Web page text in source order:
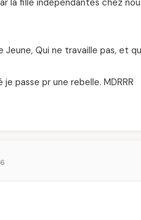
la fille indépendantes chez
Jeune, Qui ne travaille pas, et
passe pr une rebelle. MDRRR